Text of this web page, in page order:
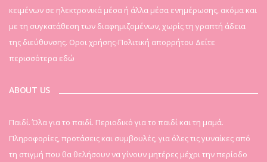
κειμένων σε ηλεκτρονικά μέσα ή άλλα μέσα ενημέρωσης, ακόμα και
με τη συγκατάθεση των διαφημιζομένων, χωρίς τη γραπτή άδεια
της διεύθυνσης. Οροι χρήσης-Πολιτική απορρήτου Δείτε
περισσότερα εδώ
ABOUT US
Παιδί. Όλα για το παιδί. Περιοδικό για το παιδί και τη μαμά.
Πληροφορίες, προτάσεις και συμβουλές, για όλες τις γυναίκες από
τη στιγμή που θα θελήσουν να γίνουν μητέρες μέχρι την περίοδο